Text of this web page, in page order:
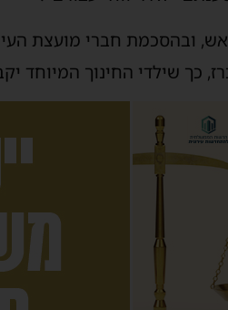
ובהסכמת חברי מועצת
כך שילדי החינוך המיוחד